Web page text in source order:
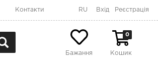
Контакти RU Вхід Реєстрація
Бажання
0
Кошик